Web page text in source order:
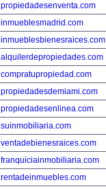
propiedadesenventa.com
inmueblesmadrid.com
inmueblesbienesraices.com
alquilerdepropiedades.com
compratupropiedad.com
propiedadesdemiami.com
propiedadesenlinea.com
suinmobiliaria.com
ventadebienesraices.com
franquiciainmobiliaria.com
rentadeinmuebles.com